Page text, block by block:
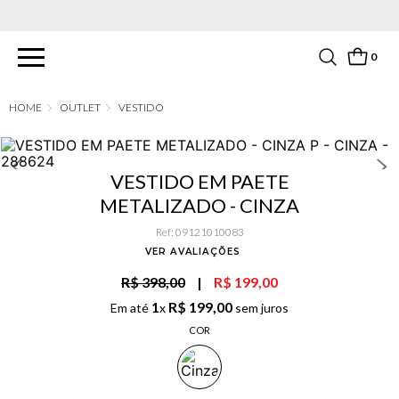
0
OUTLET VESTIDO
VESTIDO EM PAETE
METALIZADO - CINZA
Ref: 09121010083
VER AVALIAÇÕES
R$ 398,00 | R$ 199,00
Em até 1x R$ 199,00 sem juros
COR